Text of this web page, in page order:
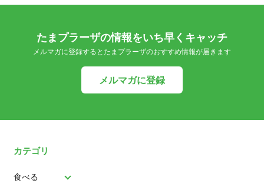
たまプラーザの情報をいち早くキャッチ
メルマガに登録するとたまプラーザのおすすめ情報が届きます
メルマガに登録
カテゴリ
食べる